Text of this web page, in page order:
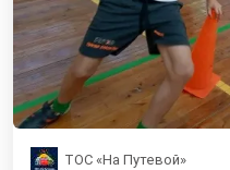
ТОС «На Путевой»